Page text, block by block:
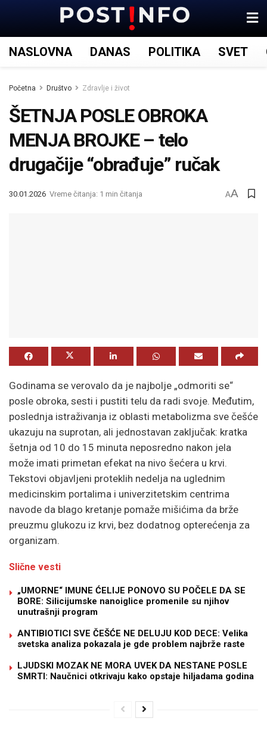
NASLOVNA DANAS POLITIKA SVET
Početna Društvo Zdravlje i život
ŠETNJA POSLE OBROKA
MENJA BROJKE – telo
drugačije “obrađuje” ručak
30.01.2026 Vreme čitanja: 1 min čitanja AA
Godinama se verovalo da je najbolje „odmoriti se“
posle obroka, sesti i pustiti telu da radi svoje. Međutim,
poslednja istraživanja iz oblasti metabolizma sve češće
ukazuju na suprotan, ali jednostavan zaključak: kratka
šetnja od 10 do 15 minuta neposredno nakon jela
može imati primetan efekat na nivo šećera u krvi.
Tekstovi objavljeni proteklih nedelja na uglednim
medicinskim portalima i univerzitetskim centrima
navode da blago kretanje pomaže mišićima da brže
preuzmu glukozu iz krvi, bez dodatnog opterećenja za
organizam.
Slične vesti
„UMORNE“ IMUNE ĆELIJE PONOVO SU POČELE DA SE
BORE: Silicijumske nanoiglice promenile su njihov
unutrašnji program
ANTIBIOTICI SVE ČEŠĆE NE DELUJU KOD DECE: Velika
svetska analiza pokazala je gde problem najbrže raste
LJUDSKI MOZAK NE MORA UVEK DA NESTANE POSLE
SMRTI: Naučnici otkrivaju kako opstaje hiljadama godina